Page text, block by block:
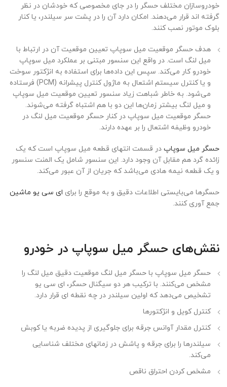
خودروسازان مختلف حسگر را در جای مخصوصی که خودشان در نظر
گرفته اند قرار می‌دهند. امکان دارد آن را در پشت سر سیلندر، یا کنار
بلوک موتور نصب کنند.
هدف حسگر موقعیت میل سوپاپ تعیین موقعیت آن در ارتباط با
میل لنگ است. در واقع این سنسور مبتنی بر عملکرد میل سوپاپ
خودرو کار می‌کند. سپس این داده‌ها برای استفاده به انژکتور سوخت
و یا کنترل سیستم اشتعال به ماژول کنترل پیشرانه (PCM) فرستاده
می‌شود. به خاطر شباهت زیاد سنسور تعیین موقعیت میل سوپاپ
و میل لنگ بیشتر زمان‌ها این دو با هم اشتباه گرفته می‌شوند.
حسگر موقعیت میل سوپاپ در کنار حسگر موقعیت میل لنگ در
خودرو وظیفه اشتعال را بر عهده دارند.
حسگر میل سوپاپ در قسمت انتهای قطعه میل سوپاپ است که یک
زائده گرد هم مقابل آن وجود دارد. این سنسور شامل یک المنت سنسور
و یک قطعه نیمه‌ هادی می‌باشد که جریان از آن عبور می‌کند.
حسگرها می‌بایستی اطلاعات دقیق و به موقع را برای ای سی یو ماشین
جمع آوری کنند.
نقش‌های حسگر میل سوپاپ در خودرو
حسگر میل سوپاپ با حسگر میل لنگ موقعیت دقیق میل لنگ را
مشخص می‌کنند. با ترکیب هر دو سیگنال حسگر، ای سی یو
تشخیص می‌دهد که اولین سیلندر در چه نقطه ای قرار دارد.
کنترل کویل و انژکتور‌ها
کنترل مقدار آوانس جرقه برای جلوگیری از پدیده ضربه یا کوبش
سیلندر‌ها را برای جرقه و پاشش در زمانهای مختلف شناسایی
می‌کند.
مشخص کردن احتراق ناقص